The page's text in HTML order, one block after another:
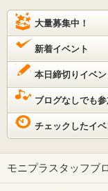
大量募集中！
新着イベント
本日締切りイベン
ブログなしでも
チェックしたイベ
モニプラスタッフブ